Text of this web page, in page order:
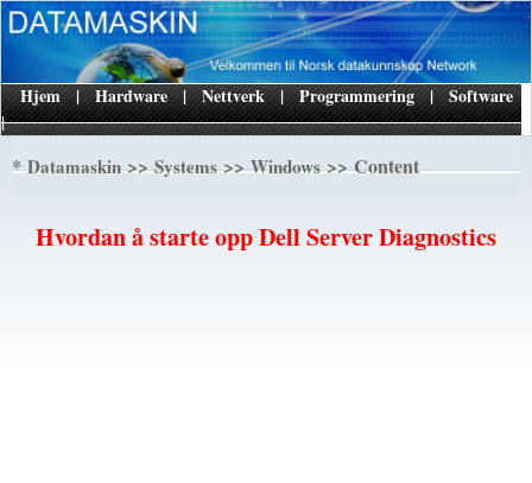
|
Hjem | Hardware | Nettverk | Programmering | Software
*Datamaskin>>Systems>>Windows>> Content
Hvordan å starte opp Dell Server Diagnostics